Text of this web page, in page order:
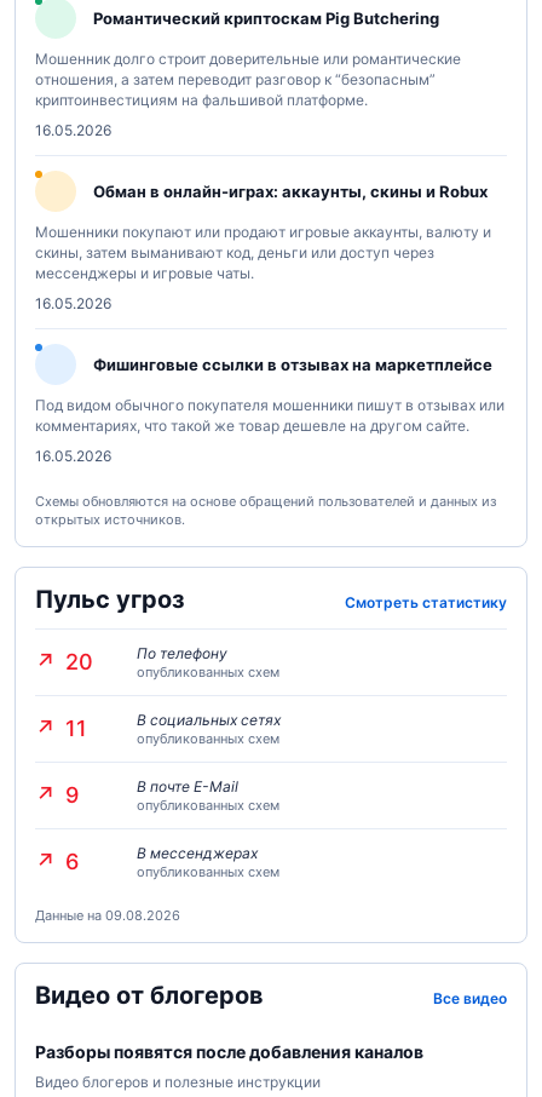
Романтический криптоскам Pig Butchering
Мошенник долго строит доверительные или романтические
отношения, а затем переводит разговор к “безопасным”
криптоинвестициям на фальшивой платформе.
16.05.2026
Обман в онлайн-играх: аккаунты, скины и Robux
Мошенники покупают или продают игровые аккаунты, валюту и
скины, затем выманивают код, деньги или доступ через
мессенджеры и игровые чаты.
16.05.2026
Фишинговые ссылки в отзывах на маркетплейсе
Под видом обычного покупателя мошенники пишут в отзывах или
комментариях, что такой же товар дешевле на другом сайте.
16.05.2026
Схемы обновляются на основе обращений пользователей и данных из
открытых источников.
Пульс угроз Смотреть статистику
20 По телефону
опубликованных схем
11 В социальных сетях
опубликованных схем
9 В почте E-Mail
опубликованных схем
6 В мессенджерах
опубликованных схем
Данные на 09.08.2026
Видео от блогеров Все видео
Разборы появятся после добавления каналов
Видео блогеров и полезные инструкции